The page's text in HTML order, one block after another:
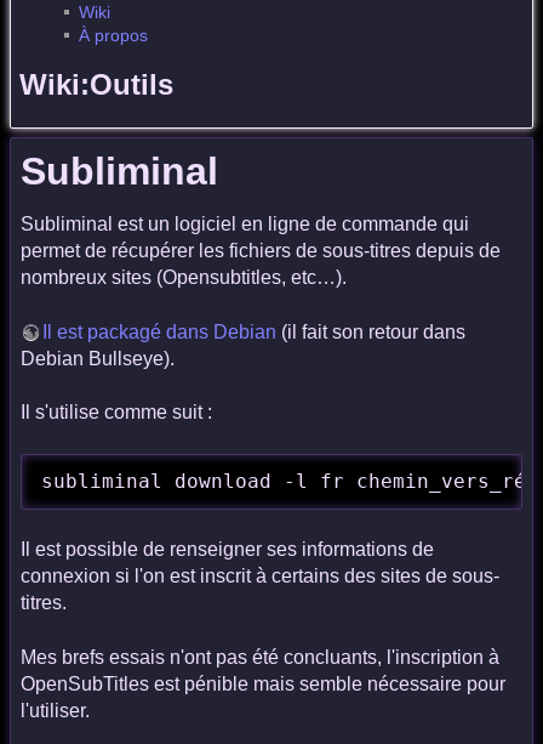
Wiki
À propos
Wiki:Outils
Subliminal
Subliminal est un logiciel en ligne de commande qui
permet de récupérer les fichiers de sous-titres depuis de
nombreux sites (Opensubtitles, etc…).
Il est packagé dans Debian (il fait son retour dans
Debian Bullseye).
Il s'utilise comme suit :
subliminal download -l fr
Il est possible de renseigner ses informations de
connexion si l'on est inscrit à certains des sites de sous-
titres.
Mes brefs essais n'ont pas été concluants, l'inscription à
OpenSubTitles est pénible mais semble nécessaire pour
l'utiliser.